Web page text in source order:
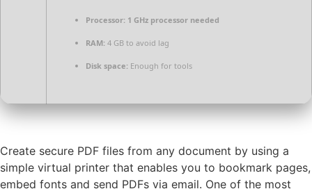
Processor: 1 GHz processor needed
RAM: 4 GB to avoid lag
Disk space: Enough for tools
Create secure PDF files from any document by using a
simple virtual printer that enables you to bookmark pages,
embed fonts and send PDFs via email. One of the most